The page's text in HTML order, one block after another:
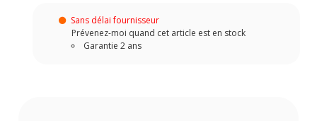
Sans délai fournisseur
Prévenez-moi quand cet article est en stock
Garantie 2 ans